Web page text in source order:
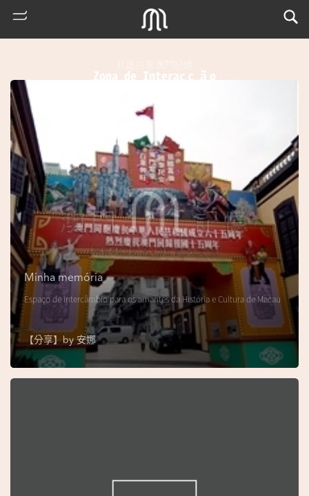
門
搜
索
m
Zona de Interacção
Minha memória
Espaço de intercâmbio para os amantes da História e Cultura de Macau
【分享】by安娜